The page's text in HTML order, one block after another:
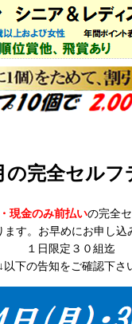
の完全セルフ
現金のみ前払いの完全
す。お早めにお申し込
１日限定３０組迄
以下の告知をご確認下さ